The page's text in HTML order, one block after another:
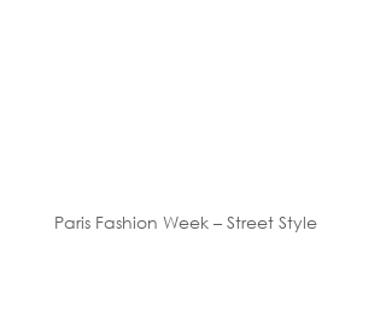
Paris Fashion Week – Street Style